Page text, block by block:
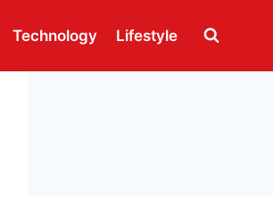
Technology Lifestyle